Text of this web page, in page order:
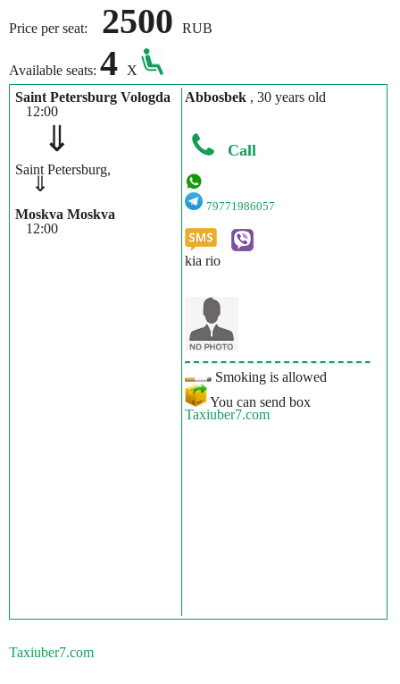
Price per seat: 2500 RUB
Available seats: 4
X
Saint Petersburg Vologda
12:00
⇓
Saint Petersburg,
⇓
Moskva Moskva
12:00
Abbosbek , 30 years old
Call
79771986057
kia rio
Smoking is allowed
You can send box
Taxiuber7.com
Taxiuber7.com